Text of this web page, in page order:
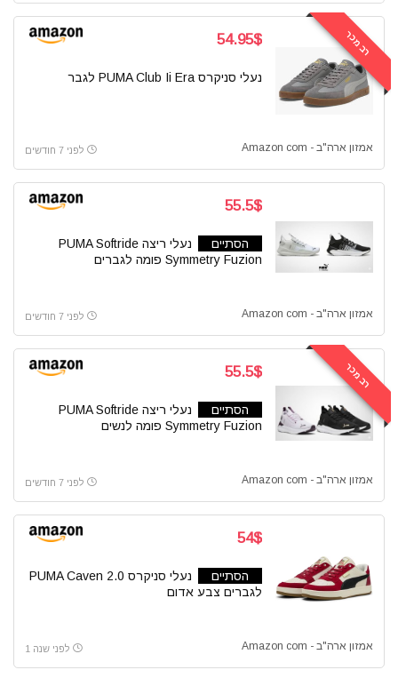
רב מכר 54.95$
נעלי סניקרס PUMA Club Ii Era לגבר
אמזון ארה"ב - Amazon com לפני 7 חודשים
55.5$
הסתיים
נעלי ריצה PUMA Softride
Symmetry Fuzion פומה לגברים
אמזון ארה"ב - Amazon com לפני 7 חודשים
רב מכר 55.5$
הסתיים
נעלי ריצה PUMA Softride
Symmetry Fuzion פומה לנשים
אמזון ארה"ב - Amazon com לפני 7 חודשים
54$
הסתיים
נעלי סניקרס PUMA Caven 2.0
לגברים צבע אדום
אמזון ארה"ב - Amazon com לפני שנה 1